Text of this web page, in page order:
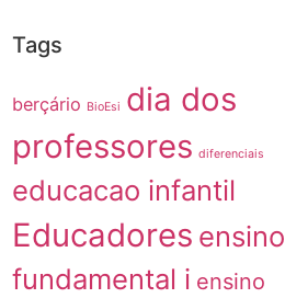
Tags
berçário BioEsi dia dos
professores diferenciais
educacao infantil
Educadores ensino
fundamental i ensino